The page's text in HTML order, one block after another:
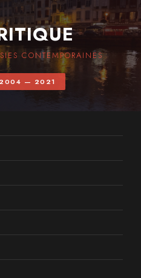
CONTEMPORAINES
2004 — 2021